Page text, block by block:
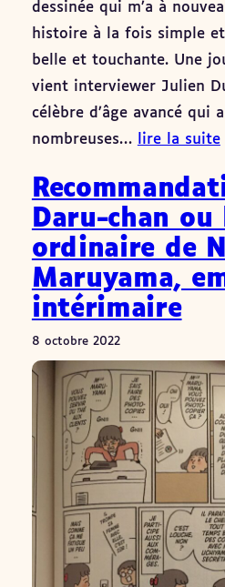
dessinée qui m’a à
histoire à la fois simple
belle et touchante. Une
vient interviewer Julien
célèbre d’âge avancé qui
nombreuses…
lire la suite
Daru-chan ou
ordinaire de
Maruyama,
intérimaire
8 octobre 2022